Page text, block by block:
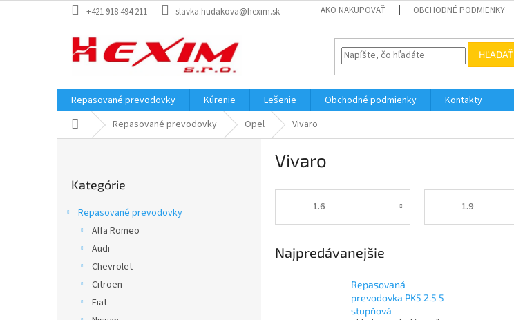
na
+421 918 494 211 slavka.hudakova@hexim.sk AKO NAKUPOVAŤ OBCHODNÉ PODMIENKY
HĽADAŤ
Repasované prevodovky Kúrenie Lešenie Obchodné podmienky
Kontakty
DomovRepasované prevodovky Opel Vivaro
kategórie
Kategórie
Repasované prevodovky
Alfa Romeo
Audi
Chevrolet
Citroen
Fiat
Vivaro
1.6 1.9
Najpredávanejšie
Repasovaná
prevodovka PK5 2.5 5
stupňová